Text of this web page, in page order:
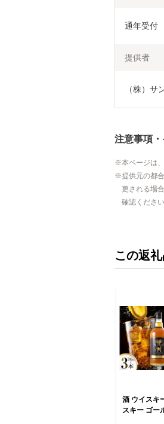
通年受付
提供者
（株）サ
注意事項
本ページは
提供元の都
更される場
確認ください
この返
酒 ウイスキ
スキー ゴー